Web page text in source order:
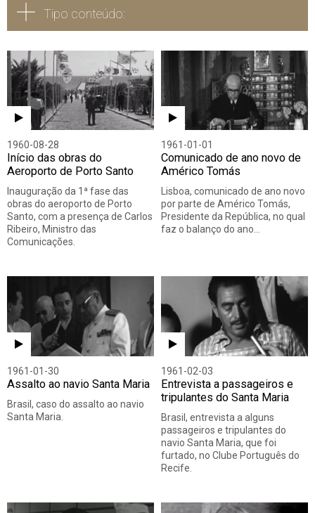
Tipo conteúdo:
Todos Vídeo Áudio Fotografia
1960-08-28
Início das obras do
Aeroporto de Porto Santo
Inauguração da 1ª fase das
obras do aeroporto de Porto
Santo, com a presença de Carlos
Ribeiro, Ministro das
Comunicações.
1961-01-01
Comunicado de ano novo de
Américo Tomás
Lisboa, comunicado de ano novo
por parte de Américo Tomás,
Presidente da República, no qual
faz o balanço do ano…
1961-01-30
Assalto ao navio Santa Maria
Brasil, caso do assalto ao navio
Santa Maria.
1961-02-03
Entrevista a passageiros e
tripulantes do Santa Maria
Brasil, entrevista a alguns
passageiros e tripulantes do
navio Santa Maria, que foi
furtado, no Clube Português do
Recife.